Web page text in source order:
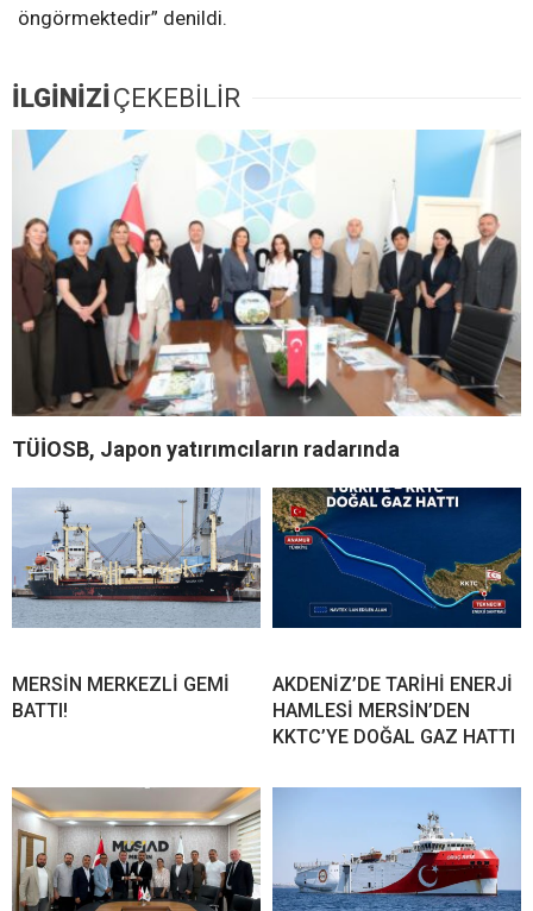
öngörmektedir” denildi.
İLGİNİZİÇEKEBİLİR
TÜİOSB, Japon yatırımcıların radarında
MERSİN MERKEZLİ GEMİ
BATTI!
AKDENİZ’DE TARİHİ ENERJİ
HAMLESİ MERSİN’DEN
KKTC’YE DOĞAL GAZ HATTI